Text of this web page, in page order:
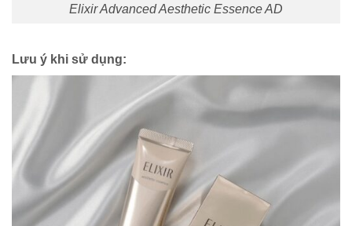
Elixir Advanced Aesthetic Essence AD
Lưu ý khi sử dụng: